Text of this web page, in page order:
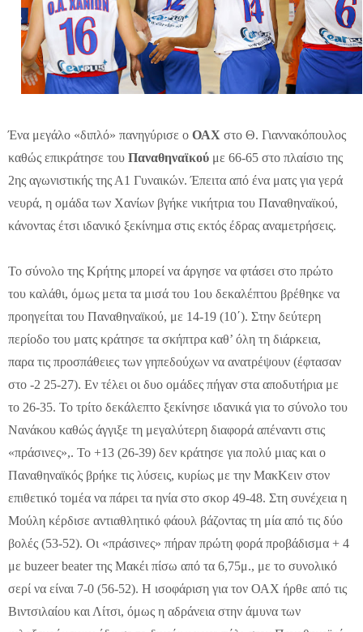
Ένα μεγάλο «διπλό» πανηγύρισε ο ΟΑΧ στο Θ. Γιαννακόπουλος
καθώς επικράτησε του Παναθηναϊκού με 66-65 στο πλαίσιο της
2ης αγωνιστικής της Α1 Γυναικών. Έπειτα από ένα ματς για γερά
νευρά, η ομάδα των Χανίων βγήκε νικήτρια του Παναθηναϊκού,
κάνοντας έτσι ιδανικό ξεκίνημα στις εκτός έδρας αναμετρήσεις.
Το σύνολο της Κρήτης μπορεί να άργησε να φτάσει στο πρώτο
του καλάθι, όμως μετα τα μισά του 1ου δεκαλέπτου βρέθηκε να
προηγείται του Παναθηναϊκού, με 14-19 (10΄). Στην δεύτερη
περίοδο του ματς κράτησε τα σκήπτρα καθ’ όλη τη διάρκεια,
παρα τις προσπάθειες των γηπεδούχων να ανατρέψουν (έφτασαν
στο -2 25-27). Εν τέλει οι δυο ομάδες πήγαν στα αποδυτήρια με
το 26-35. Το τρίτο δεκάλεπτο ξεκίνησε ιδανικά για το σύνολο του
Νανάκου καθώς άγγιξε τη μεγαλύτερη διαφορά απέναντι στις
«πράσινες»,. Το +13 (26-39) δεν κράτησε για πολύ μιας και ο
Παναθηναϊκός βρήκε τις λύσεις, κυρίως με την ΜακΚειν στον
επιθετικό τομέα να πάρει τα ηνία στο σκορ 49-48. Στη συνέχεια η
Μούλη κέρδισε αντιαθλητικό φάουλ βάζοντας τη μία από τις δύο
βολές (53-52). Οι «πράσινες» πήραν πρώτη φορά προβάδισμα + 4
με buzeer beater της Μακέι πίσω από τα 6,75μ., με το συνολικό
σερί να είναι 7-0 (56-52). Η ισοφάριση για τον ΟΑΧ ήρθε από τις
Βιντσιλαίου και Λίτσι, όμως η αδράνεια στην άμυνα των